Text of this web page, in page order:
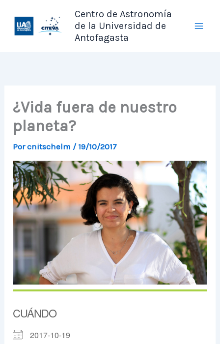
contenido
Centro de Astronomía
de la Universidad de
Antofagasta
¿Vida fuera de nuestro
planeta?
Porcnitschelm / 19/10/2017
CUÁNDO
2017-10-19